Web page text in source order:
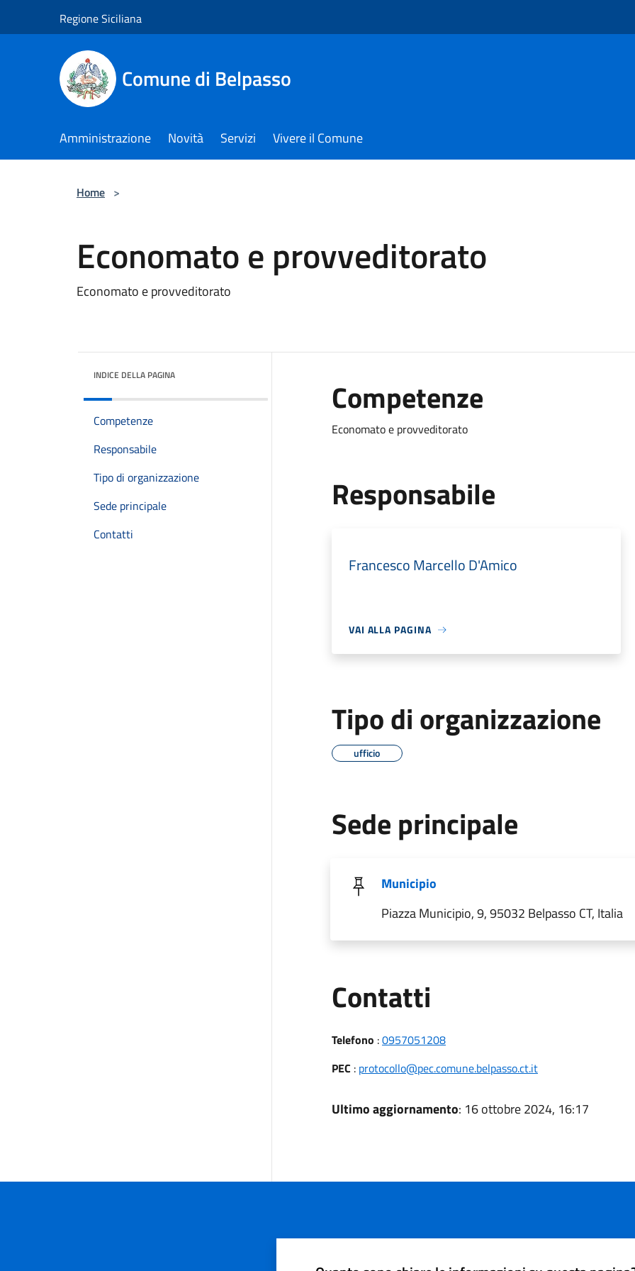
Regione Siciliana
Comune di Belpasso
Amministrazione Novità Servizi Vivere il Comune
Home >
Economato e provveditorato
Economato e provveditorato
INDICE DELLA PAGINA
Competenze
Responsabile
Tipo di organizzazione
Sede principale
Contatti
Competenze
Economato e provveditorato
Responsabile
Francesco Marcello D'Amico
VAI ALLA PAGINA
Tipo di organizzazione
ufficio
Sede principale
Municipio
Piazza Municipio, 9, 95032 Belpasso CT, Italia
Contatti
Telefono :0957051208
PEC : protocollo@pec.comune.belpasso.ct.it
Ultimo aggiornamento: 16 ottobre 2024, 16:17